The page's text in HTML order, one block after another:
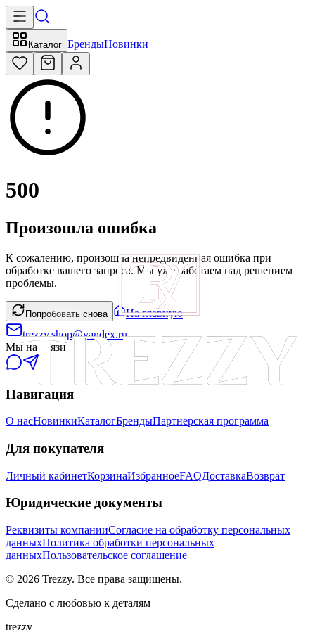
Каталог БрендыНовинки
500
Произошла ошибка
К сожалению, произошла непредвиденная ошибка при
обработке вашего запроса. Мы уже работаем над решением
проблемы.
Попробовать снова
На главную
trezzy.shop@yandex.ru
Мы на связи
Навигация
О насНовинкиКаталогБрендыПартнерская программа
Для покупателя
Личный кабинетКорзинаИзбранноеFAQДоставкаВозврат
Юридические документы
Реквизиты компанииСогласие на обработку персональных
данныхПолитика обработки персональных
данныхПользовательское соглашение
© 2026 Trezzy. Все права защищены.
Сделано с любовью к деталям
trezzy